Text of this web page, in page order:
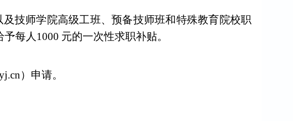
技师学院高级工班、预备技师班和特殊教育院校职
予每人 1000 元的一次性求职补贴。
）申请。